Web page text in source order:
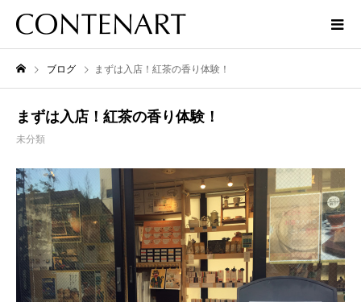
ブログ まずは入店！紅茶の香り体験！
まずは入店！紅茶の香り体験！
未分類